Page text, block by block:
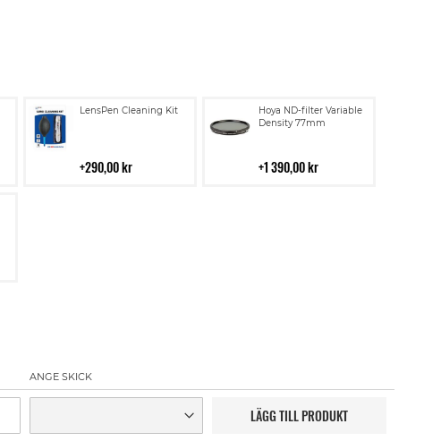
LensPen Cleaning Kit
290,00 kr
Lägg
Hoya ND-filter Variable
Density 77mm
1 390,00 kr
Lägg
till
ANGE SKICK
LÄGG TILL PRODUKT